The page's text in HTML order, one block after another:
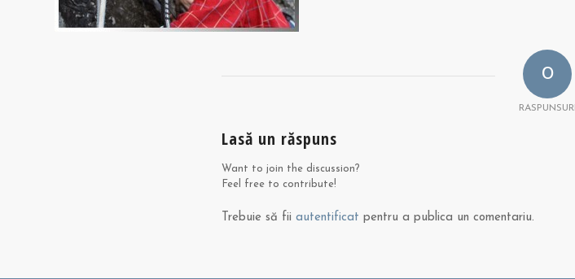
0
RASPUNSURI
Lasă un răspuns
Want to join the discussion?
Feel free to contribute!
Trebuie să fii autentificat pentru a publica un comentariu.